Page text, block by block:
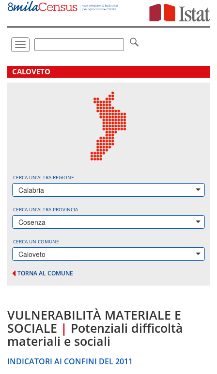
Vai
direttamente
Toggle
navigation
.
CALOVETO
CERCA UN'ALTRA REGIONE
Calabria
CERCA UN'ALTRA PROVINCIA
Cosenza
CERCA UN COMUNE
Caloveto
TORNA AL COMUNE
VULNERABILITÀ MATERIALE E
SOCIALE | Potenziali difficoltà
materiali e sociali
INDICATORI AI CONFINI DEL 2011